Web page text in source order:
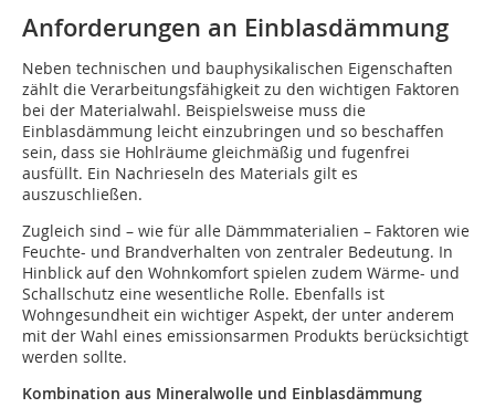
Anforderungen an Einblasdämmung
Neben technischen und bauphysikalischen Eigenschaften
zählt die Verarbeitungsfähigkeit zu den wichtigen Faktoren
bei der Materialwahl. Beispielsweise muss die
Einblasdämmung leicht einzubringen und so beschaffen
sein, dass sie Hohlräume gleichmäßig und fugenfrei
ausfüllt. Ein Nachrieseln des Materials gilt es
auszuschließen.
Zugleich sind – wie für alle Dämmmaterialien – Faktoren wie
Feuchte- und Brandverhalten von zentraler Bedeutung. In
Hinblick auf den Wohnkomfort spielen zudem Wärme- und
Schallschutz eine wesentliche Rolle. Ebenfalls ist
Wohngesundheit ein wichtiger ­Aspekt, der unter anderem
mit der Wahl eines emis­sionsarmen Produkts berücksichtigt
werden sollte.
Kombination aus Mineralwolle und Einblasdämmung